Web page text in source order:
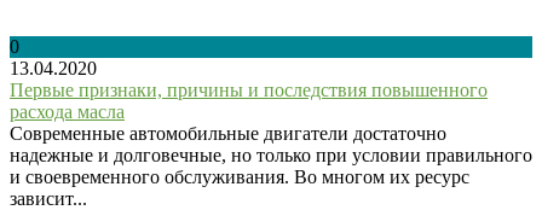
0
13.04.2020
Первые признаки, причины и последствия повышенного
расхода масла
Современные автомобильные двигатели достаточно
надежные и долговечные, но только при условии правильного
и своевременного обслуживания. Во многом их ресурс
зависит...